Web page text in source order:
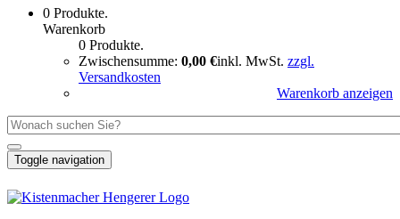
0 Produkte.
Warenkorb
0 Produkte.
Zwischensumme: 0,00 €inkl. MwSt. zzgl.
Versandkosten
Warenkorb anzeigen
Toggle navigation